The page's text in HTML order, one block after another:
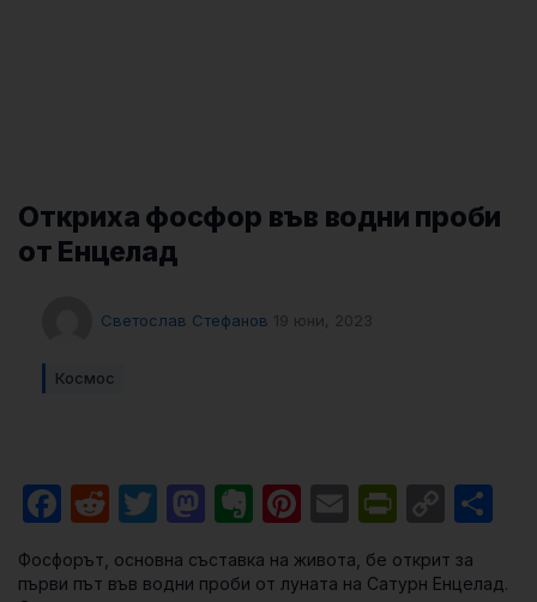
Откриха фосфор във водни проби
от Енцелад
Светослав Стефанов 19 юни, 2023
Космос
Facebook
RedditTwitter
Mastodon
Evernote
Pinterest
Email
Фосфорът, основна съставка на живота, бе открит за
първи път във водни проби от луната на Сатурн Енцелад.